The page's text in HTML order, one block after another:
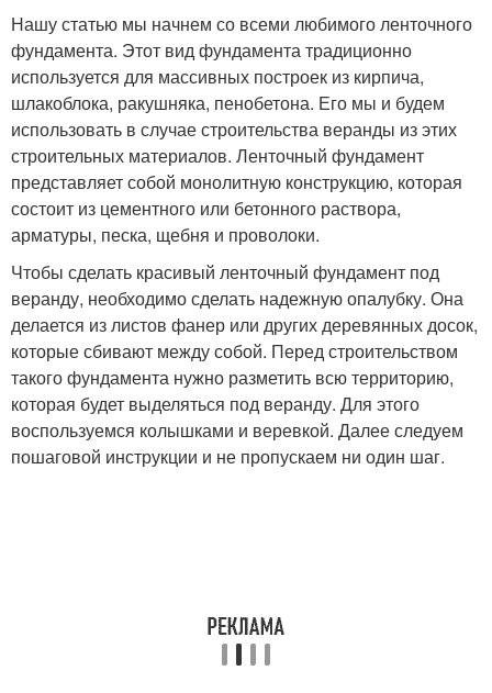
Нашу статью мы начнем со всеми любимого ленточного
фундамента. Этот вид фундамента традиционно
используется для массивных построек из кирпича,
шлакоблока, ракушняка, пенобетона. Его мы и будем
использовать в случае строительства веранды из этих
строительных материалов. Ленточный фундамент
представляет собой монолитную конструкцию, которая
состоит из цементного или бетонного раствора,
арматуры, песка, щебня и проволоки.
Чтобы сделать красивый ленточный фундамент под
веранду, необходимо сделать надежную опалубку. Она
делается из листов фанер или других деревянных досок,
которые сбивают между собой. Перед строительством
такого фундамента нужно разметить всю территорию,
которая будет выделяться под веранду. Для этого
воспользуемся колышками и веревкой. Далее следуем
пошаговой инструкции и не пропускаем ни один шаг.